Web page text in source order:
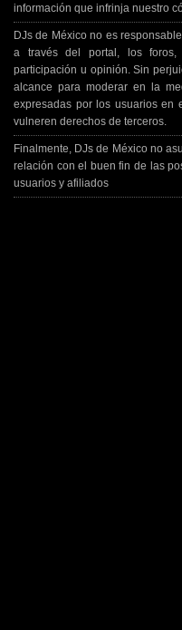
información que infrinja nuestro
DJs de México no es
a través del portal, los foros,
participación u opinión. Sin
alcance para moderar en la
expresadas por los usuarios en
vulneren derechos de terceros.
Finalmente, DJs de México no
relación con el buen fin de las
usuarios y afiliados